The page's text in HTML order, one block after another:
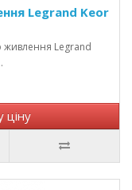
Legrand Keor
живлення Legrand
ціну